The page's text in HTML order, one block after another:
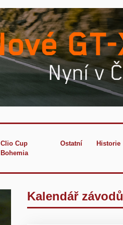
Clio Cup
Bohemia
Ostatní Historie
Kalendář závodů